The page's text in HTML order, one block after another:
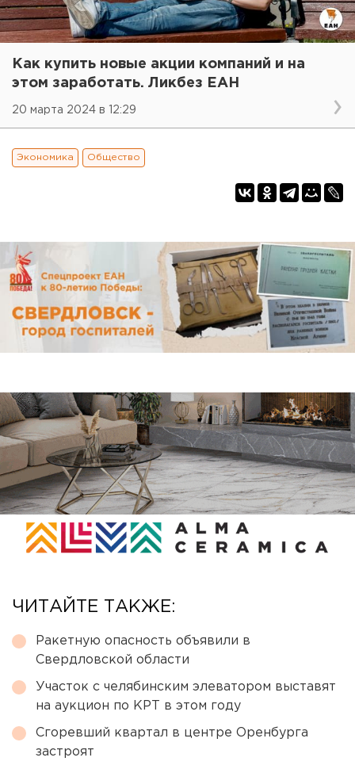
Как купить новые акции компаний и на
этом заработать. Ликбез ЕАН
20 марта 2024 в 12:29
Экономика Общество
ЧИТАЙТЕ ТАКЖЕ:
Ракетную опасность объявили в
Свердловской области
Участок с челябинским элеватором выставят
на аукцион по КРТ в этом году
Сгоревший квартал в центре Оренбурга
застроят